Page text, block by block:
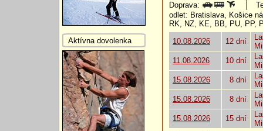
Doprava:
odlet: Bratislava, Košice
RK, NZ, KE, BB, PU, PP,
10.08.2026
12 dní
11.08.2026
10 dní
15.08.2026
8 dní
15.08.2026
8 dní
15.08.2026
15 dní
Aktívna dovolenka